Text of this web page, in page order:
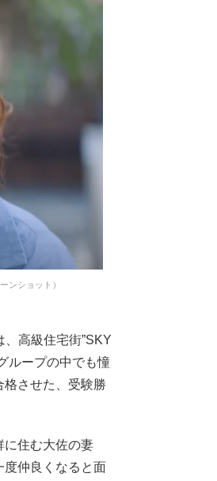
ンショット）
高級住宅街”SKY
ループの中でも憧
させた、受験勝
に住む大佐の妻
度仲良くなると面